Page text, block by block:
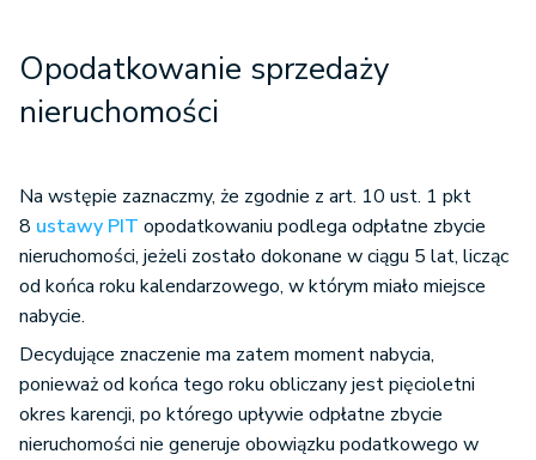
Opodatkowanie sprzedaży
nieruchomości
Na wstępie zaznaczmy, że zgodnie z art. 10 ust. 1 pkt
8 ustawy PIT opodatkowaniu podlega odpłatne zbycie
nieruchomości, jeżeli zostało dokonane w ciągu 5 lat, licząc
od końca roku kalendarzowego, w którym miało miejsce
nabycie.
Decydujące znaczenie ma zatem moment nabycia,
ponieważ od końca tego roku obliczany jest pięcioletni
okres karencji, po którego upływie odpłatne zbycie
nieruchomości nie generuje obowiązku podatkowego w